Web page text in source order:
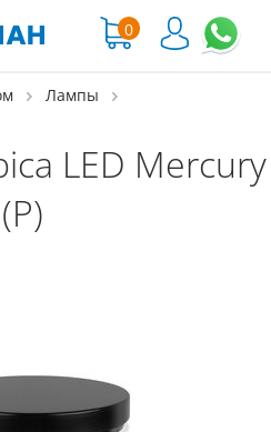
0
Лампы
LED Mercury
(Р)